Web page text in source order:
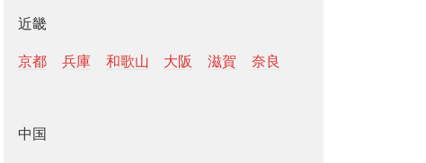
近畿
京都 兵庫 和歌山 大阪 滋賀 奈良
中国